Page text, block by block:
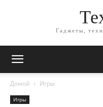
Гаджеты,
Домой Игры
Игры